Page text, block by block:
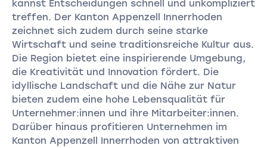
kannst Entscheidungen schnell und unkompliziert
treffen. Der Kanton Appenzell Innerrhoden
zeichnet sich zudem durch seine starke
Wirtschaft und seine traditionsreiche Kultur aus.
Die Region bietet eine inspirierende Umgebung,
die Kreativität und Innovation fördert. Die
idyllische Landschaft und die Nähe zur Natur
bieten zudem eine hohe Lebensqualität für
Unternehmer:innen und ihre Mitarbeiter:innen.
Darüber hinaus profitieren Unternehmen im
Kanton Appenzell Innerrhoden von attraktiven